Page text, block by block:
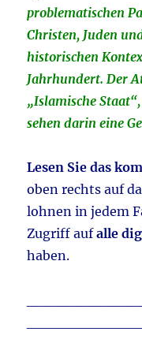
problematischen
Christen, Juden
historischen
Jahrhundert. Der
„Islamische
sehen darin eine
Lesen Sie das
oben rechts auf
lohnen in jedem
Zugriff aufalle
haben.